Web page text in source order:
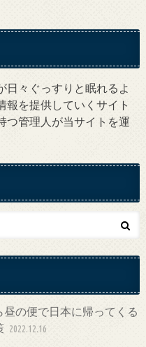
日々ぐっすりと眠れるよ
報を提供していくサイト
つ管理人が当サイトを運
の便で日本に帰ってくる
2022.12.16